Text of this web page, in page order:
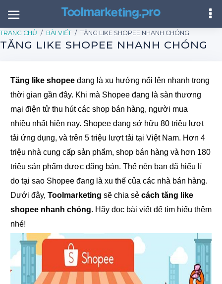
TRANG CHỦ BÀI VIẾT TĂNG LIKE SHOPEE NHANH CHÓNG
TĂNG LIKE SHOPEE NHANH CHÓNG
Tăng like shopee đang là xu hướng nổi lên nhanh trong
thời gian gần đây. Khi mà Shopee đang là sàn thương
mại điện tử thu hút các shop bán hàng, người mua
nhiều nhất hiện nay. Shopee đang sở hữu 80 triệu lượt
tải ứng dụng, và trên 5 triệu lượt tải tại Việt Nam. Hơn 4
triệu nhà cung cấp sản phẩm, shop bán hàng và hơn 180
triệu sản phẩm được đăng bán. Thế nên bạn đã hiểu lí
do tại sao Shopee đang là xu thế của các nhà bán hàng.
Dưới đây, Toolmarketing sẽ chia sẻ cách tăng like
shopee nhanh chóng. Hãy đọc bài viết để tìm hiểu thêm
nhé!